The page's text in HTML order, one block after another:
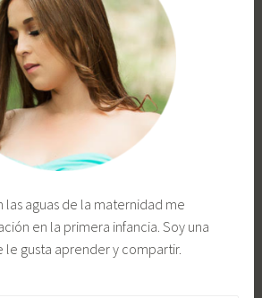
las aguas de la maternidad me
en la primera infancia. Soy una
le gusta aprender y compartir.